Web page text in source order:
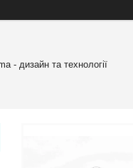
- дизайн та технології